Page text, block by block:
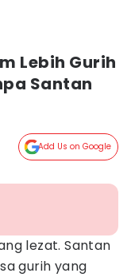
Lebih Gurih
Santan
Add Us on Google
lezat. Santan
gurih yang